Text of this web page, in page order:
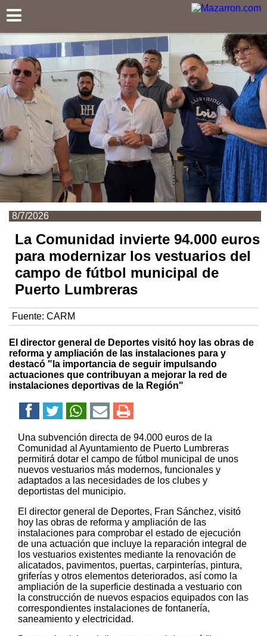
8/7/2026
La Comunidad invierte 94.000 euros
para modernizar los vestuarios del
campo de fútbol municipal de
Puerto Lumbreras
Fuente: CARM
El director general de Deportes visitó hoy las obras de
reforma y ampliación de las instalaciones para y
destacó "la importancia de seguir impulsando
actuaciones que contribuyan a mejorar la red de
instalaciones deportivas de la Región"
Una subvención directa de 94.000 euros de la
Comunidad al Ayuntamiento de Puerto Lumbreras
permitirá dotar el campo de fútbol municipal de unos
nuevos vestuarios más modernos, funcionales y
adaptados a las necesidades de los clubes y
deportistas del municipio.
El director general de Deportes, Fran Sánchez, visitó
hoy las obras de reforma y ampliación de las
instalaciones para comprobar el estado de ejecución
de una actuación que incluye la reparación integral de
los vestuarios existentes mediante la renovación de
alicatados, pavimentos, puertas, carpinterías, pintura,
griferías y otros elementos deteriorados, así como la
ampliación de la superficie destinada a vestuario con
la construcción de nuevos espacios equipados con las
correspondientes instalaciones de fontanería,
saneamiento y electricidad.